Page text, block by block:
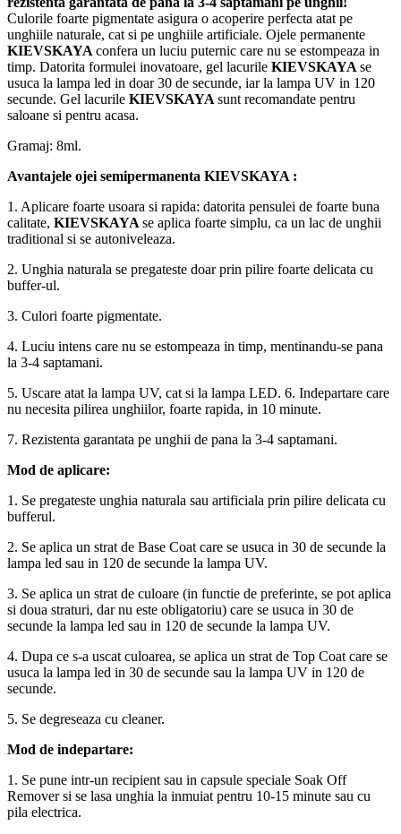
Culorile foarte pigmentate asigura o acoperire perfecta atat pe
unghiile naturale, cat si pe unghiile artificiale. Ojele permanente
KIEVSKAYA confera un luciu puternic care nu se estompeaza in
timp. Datorita formulei inovatoare, gel lacurile KIEVSKAYA se
usuca la lampa led in doar 30 de secunde, iar la lampa UV in 120
secunde. Gel lacurile KIEVSKAYA sunt recomandate pentru
saloane si pentru acasa.
Gramaj: 8ml.
Avantajele ojei semipermanenta KIEVSKAYA :
1. Aplicare foarte usoara si rapida: datorita pensulei de foarte buna
calitate, KIEVSKAYA se aplica foarte simplu, ca un lac de unghii
traditional si se autoniveleaza.
2. Unghia naturala se pregateste doar prin pilire foarte delicata cu
buffer-ul.
3. Culori foarte pigmentate.
4. Luciu intens care nu se estompeaza in timp, mentinandu-se pana
la 3-4 saptamani.
5. Uscare atat la lampa UV, cat si la lampa LED. 6. Indepartare care
nu necesita pilirea unghiilor, foarte rapida, in 10 minute.
7. Rezistenta garantata pe unghii de pana la 3-4 saptamani.
Mod de aplicare:
1. Se pregateste unghia naturala sau artificiala prin pilire delicata cu
bufferul.
2. Se aplica un strat de Base Coat care se usuca in 30 de secunde la
lampa led sau in 120 de secunde la lampa UV.
3. Se aplica un strat de culoare (in functie de preferinte, se pot aplica
si doua straturi, dar nu este obligatoriu) care se usuca in 30 de
secunde la lampa led sau in 120 de secunde la lampa UV.
4. Dupa ce s-a uscat culoarea, se aplica un strat de Top Coat care se
usuca la lampa led in 30 de secunde sau la lampa UV in 120 de
secunde.
5. Se degreseaza cu cleaner.
Mod de indepartare:
1. Se pune intr-un recipient sau in capsule speciale Soak Off
Remover si se lasa unghia la inmuiat pentru 10-15 minute sau cu
pila electrica.